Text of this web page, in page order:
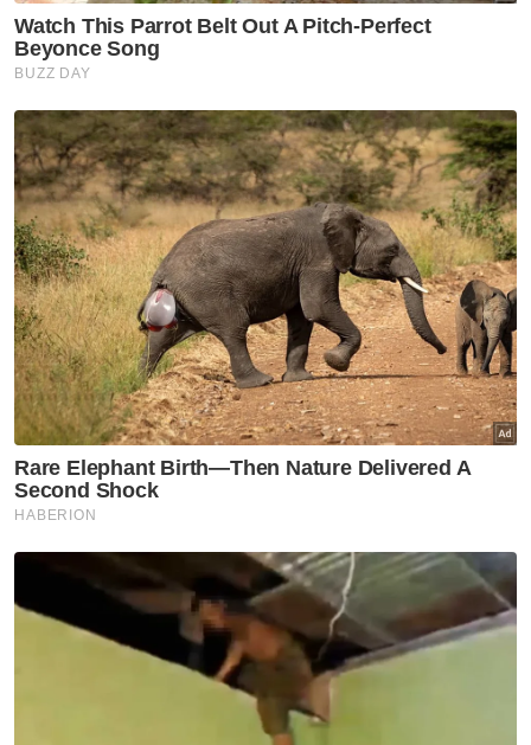
berterusan juga dapat dilihat melalui prestasi
KDNK suku pertama tahun 2024 yang lebih
baik dengan pertumbuhan 4.2 peratus
berbanding 2.9 peratus pada suku tahun
sebelumnya.
Persekitaran ekonomi yang menggalakkan ini
membolehkan pasaran buruh negara
mengekalkan pertumbuhan yang stabil
dengan peningkatan Kadar Penyertaan
Tenaga Buruh daripada 70.1 peratus pada
suku keempat tahun 2023 kepada 70.2
peratus suku pertama tahun 2024, katanya.
"Kadar Pengangguran pada suku tahun
pertama 2024 kekal pada 3.3 peratus seperti
yang dicatatkan pada suku yang lalu.
"Bagaimanapun, cabaran seperti
ketidaktentuan ekonomi global dan
ketidakstabilan harga komoditi kekal sebagai
faktor penting yang mempengaruhi prospek
ekonomi Malaysia," kata Mohd Uzir. -